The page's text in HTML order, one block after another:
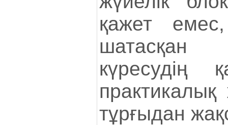
қажет
шатасқан
күресудің
тұрғыдан